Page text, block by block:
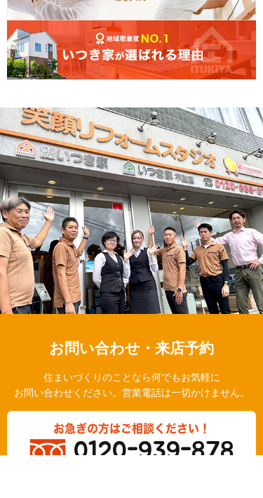
お問い合わせ・来店予約
住まいづくりのことなら何でもお気軽に
お問い合わせください。営業電話は一切かけません。
お急ぎの方はご相談ください！
0120-939-878